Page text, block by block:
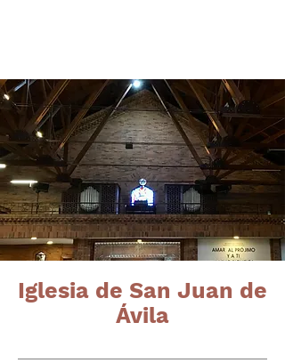
Iglesia de San Juan de
Ávila